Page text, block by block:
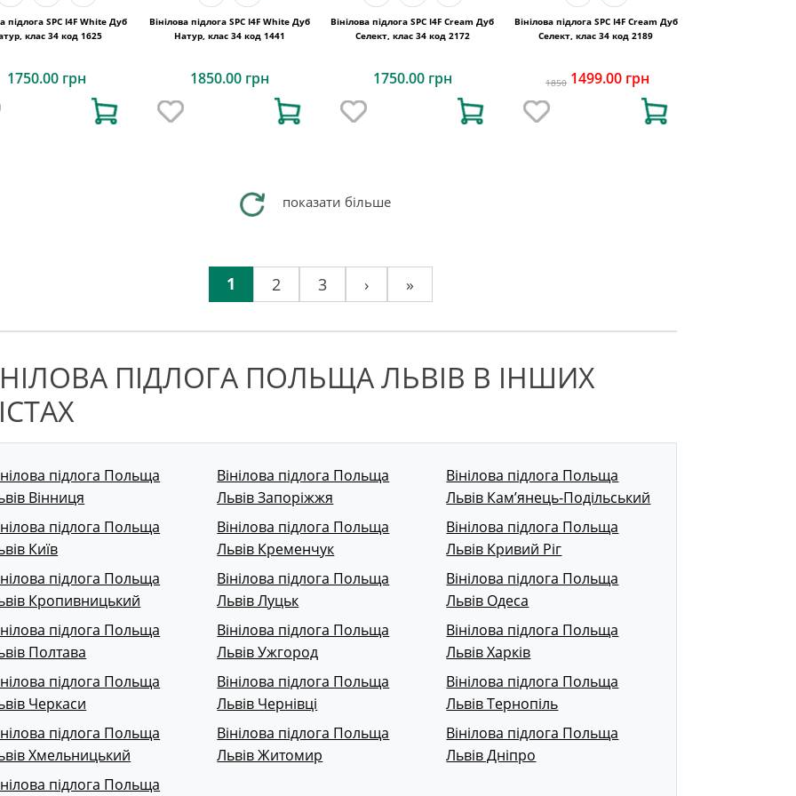
підлога SPC I4F White Дуб
клас 34 код 1625
1750.00 грн
Вінілова підлога SPC I4F White Дуб
Натур, клас 34 код 1441
1850.00 грн
Вінілова підлога SPC I4F Cream Дуб
Селект, клас 34 код 2172
1750.00 грн
Вінілова підлога SPC I4F Cream Дуб
Cелект, клас 34 код 2189
1850 1499.00 грн
показати більше
1 2 3 › »
ПІДЛОГА ПОЛЬЩА ЛЬВІВ В ІНШИХ
підлога Польща
Вінниця
Вінілова підлога Польща
Львів Запоріжжя
Вінілова підлога Польща
Львів Кам’янець-Подільський
підлога Польща
Київ
Вінілова підлога Польща
Львів Кременчук
Вінілова підлога Польща
Львів Кривий Ріг
підлога Польща
Кропивницький
Вінілова підлога Польща
Львів Луцьк
Вінілова підлога Польща
Львів Одеса
підлога Польща
Полтава
Вінілова підлога Польща
Львів Ужгород
Вінілова підлога Польща
Львів Харків
підлога Польща
Черкаси
Вінілова підлога Польща
Львів Чернівці
Вінілова підлога Польща
Львів Тернопіль
підлога Польща
Хмельницький
Вінілова підлога Польща
Львів Житомир
Вінілова підлога Польща
Львів Дніпро
підлога Польща